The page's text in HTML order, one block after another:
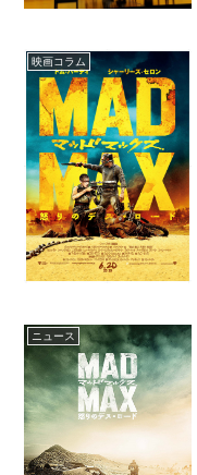
映画コラム
ニュース